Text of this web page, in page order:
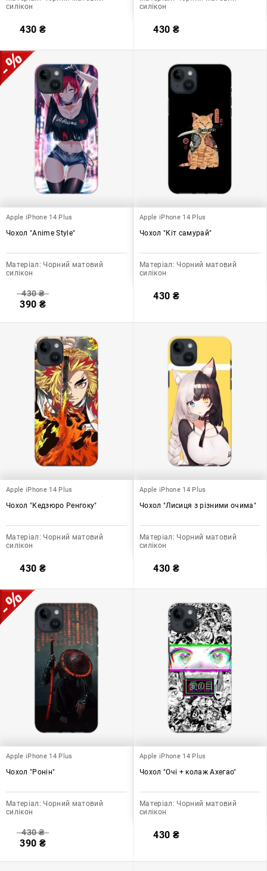
силікон
430 ₴
силікон
430 ₴
Apple iPhone 14 Plus
Чохол "Anime Style"
Матеріал: Чорний матовий
силікон
430₴
390 ₴
Apple iPhone 14 Plus
Чохол "Кіт самурай"
Матеріал: Чорний матовий
силікон
430 ₴
Apple iPhone 14 Plus
Чохол "Кедзюро Ренгоку"
Матеріал: Чорний матовий
силікон
430 ₴
Apple iPhone 14 Plus
Чохол "Лисиця з різними очима"
Матеріал: Чорний матовий
силікон
430 ₴
Apple iPhone 14 Plus
Чохол "Ронін"
Матеріал: Чорний матовий
силікон
430₴
390 ₴
Apple iPhone 14 Plus
Чохол "Очі + колаж Ахегао"
Матеріал: Чорний матовий
силікон
430 ₴